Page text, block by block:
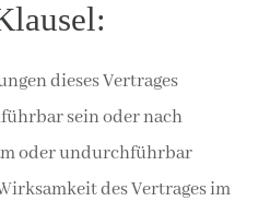
dieses Vertrages
sein oder nach
oder undurchführbar
des Vertrages im